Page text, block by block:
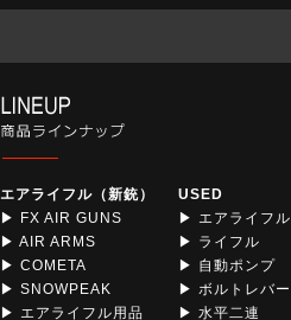
エアライフル（新銃）
▶ FX AIR GUNS
▶ AIR ARMS
▶ COMETA
▶ SNOWPEAK
▶ エアライフル用品
USED
▶ エアライフル
▶ ライフル
▶ 自動ポンプ
▶ ボルトレバー
▶ 水平二連